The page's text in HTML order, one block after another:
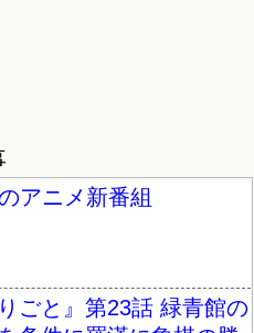
アニメ新番組
ごと』第23話 緑青館の